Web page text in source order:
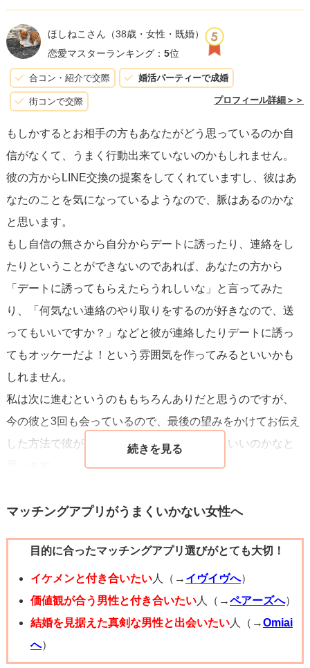
いずれにしても、あなたの幸せにつながる選択をすること
が最優先です。
クールで表情にも出にくいし、私には難しい人でした。笑
会っているときの彼をよく見て、できれば帰りまでに次の
約束を取り付けちゃうといいですよ。
応援していますね。がんばってください！
ほしねこさん （38歳・女性・既婚）
恋愛マスターランキング： 5位
合コン・紹介で交際 婚活パーティーで成婚
街コンで交際 プロフィール詳細＞＞
もしかするとお相手の方もあなたがどう思っているのか自
信がなくて、うまく行動出来ていないのかもしれません。
彼の方からLINE交換の提案をしてくれていますし、彼はあ
なたのことを気になっているようなので、脈はあるのかな
と思います。
もし自信の無さから自分からデートに誘ったり、連絡をし
たりということができないのであれば、あなたの方から
「デートに誘ってもらえたらうれしいな」と言ってみた
り、「何気ない連絡のやり取りをするのが好きなので、送
ってもいいですか？」などと彼が連絡したりデートに誘っ
てもオッケーだよ！という雰囲気を作ってみるといいかも
しれません。
私は次に進むというのももちろんありだと思うのですが、
今の彼と3回も会っているので、最後の望みをかけてお伝え
した方法で彼が変わるかどうか試してみてもいいのかなと
うことであれば、思い切って次に進む道を選んでもいいの
マッチングアプリがうまくいかない女性へ
目的に合ったマッチングアプリ選びがとても大切！
イケメンと付き合いたい人（→ イヴイヴへ）
価値観が合う男性と付き合いたい人（→ペアーズへ）
結婚を見据えた真剣な男性と出会いたい人（→Omiai
へ）